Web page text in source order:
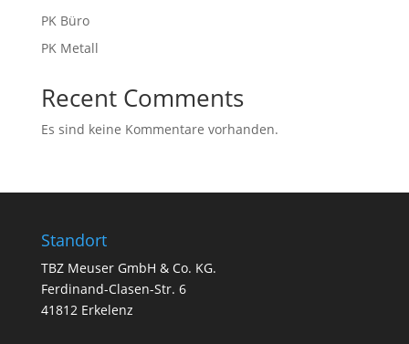
PK Büro
PK Metall
Recent Comments
Es sind keine Kommentare vorhanden.
Standort
TBZ Meuser GmbH & Co. KG.
Ferdinand-Clasen-Str. 6
41812 Erkelenz